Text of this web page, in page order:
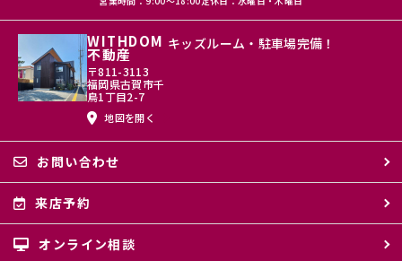
WITHDOM
不動産
〒811-3113
福岡県古賀市千
鳥1丁目2-7
地図を開く
キッズルーム・駐車場完備！
お問い合わせ
来店予約
オンライン相談